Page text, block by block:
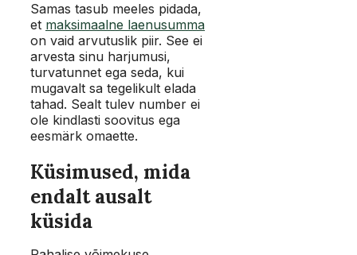
Samas tasub meeles pidada,
et maksimaalne laenusumma
on vaid arvutuslik piir. See ei
arvesta sinu harjumusi,
turvatunnet ega seda, kui
mugavalt sa tegelikult elada
tahad. Sealt tulev number ei
ole kindlasti soovitus ega
eesmärk omaette.
Küsimused, mida
endalt ausalt
küsida